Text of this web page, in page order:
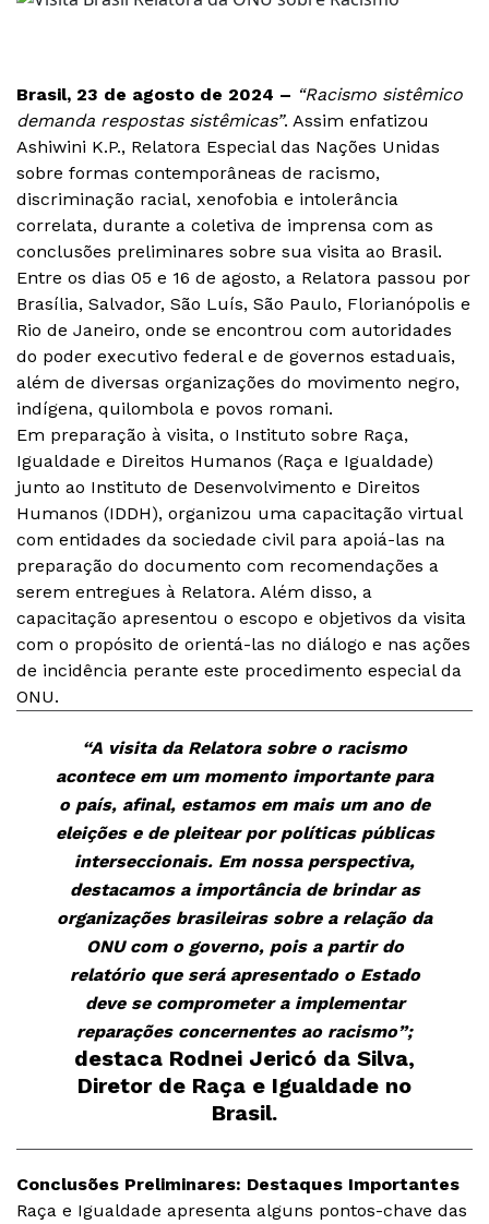
Brasil, 23 de agosto de 2024 – “Racismo sistêmico
demanda respostas sistêmicas”. Assim enfatizou
Ashiwini K.P., Relatora Especial das Nações Unidas
sobre formas contemporâneas de racismo,
discriminação racial, xenofobia e intolerância
correlata, durante a coletiva de imprensa com as
conclusões preliminares sobre sua visita ao Brasil.
Entre os dias 05 e 16 de agosto, a Relatora passou por
Brasília, Salvador, São Luís, São Paulo, Florianópolis e
Rio de Janeiro, onde se encontrou com autoridades
do poder executivo federal e de governos estaduais,
além de diversas organizações do movimento negro,
indígena, quilombola e povos romani.
Em preparação à visita, o Instituto sobre Raça,
Igualdade e Direitos Humanos (Raça e Igualdade)
junto ao Instituto de Desenvolvimento e Direitos
Humanos (IDDH), organizou uma capacitação virtual
com entidades da sociedade civil para apoiá-las na
preparação do documento com recomendações a
serem entregues à Relatora. Além disso, a
capacitação apresentou o escopo e objetivos da visita
com o propósito de orientá-las no diálogo e nas ações
de incidência perante este procedimento especial da
ONU.
“A visita da Relatora sobre o racismo
acontece em um momento importante para
o país, afinal, estamos em mais um ano de
eleições e de pleitear por políticas públicas
interseccionais. Em nossa perspectiva,
destacamos a importância de brindar as
organizações brasileiras sobre a relação da
ONU com o governo, pois a partir do
relatório que será apresentado o Estado
deve se comprometer a implementar
reparações concernentes ao racismo”;
destaca Rodnei Jericó da Silva,
Diretor de Raça e Igualdade no
Brasil.
Conclusões Preliminares: Destaques Importantes
Raça e Igualdade apresenta alguns pontos-chave das